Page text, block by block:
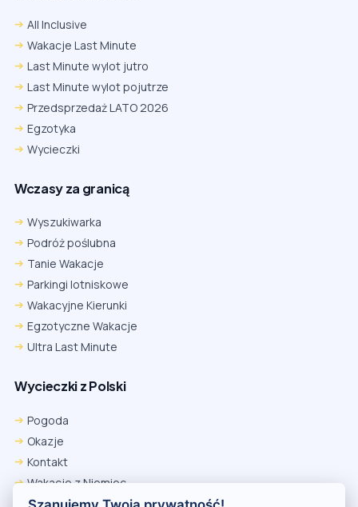
All Inclusive
Wakacje Last Minute
Last Minute wylot jutro
Last Minute wylot pojutrze
Przedsprzedaż LATO 2026
Egzotyka
Wycieczki
Wczasy za granicą
Wyszukiwarka
Podróż poślubna
Tanie Wakacje
Parkingi lotniskowe
Wakacyjne Kierunki
Egzotyczne Wakacje
Ultra Last Minute
Wycieczki z Polski
Pogoda
Okazje
Kontakt
Wakacje z Niemiec
Polityka Prywatności
Firefox
Ustawienia → Prywatność i bezpieczeństwo → Pliki cookie innych
firm → ustaw „Zezwalaj”.
Na czas rezerwacji nie blokuj cookies i śledzenia dla tej witryny.